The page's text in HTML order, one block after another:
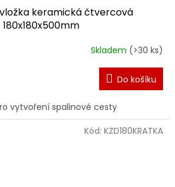
keramická čtvercová
180x180x500mm
Skladem (>30 ks)
Do košíku
vytvoření spalinové cesty
Kód: KZD180KRATKA